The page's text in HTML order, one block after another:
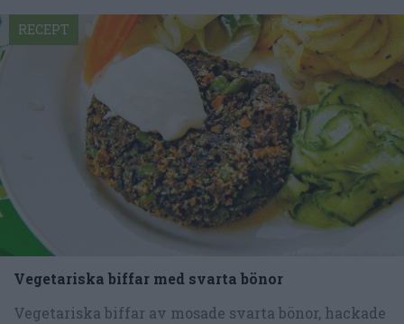
Vegetariska biffar med svarta bönor
Vegetariska biffar av mosade svarta bönor, hackade
RECEPT